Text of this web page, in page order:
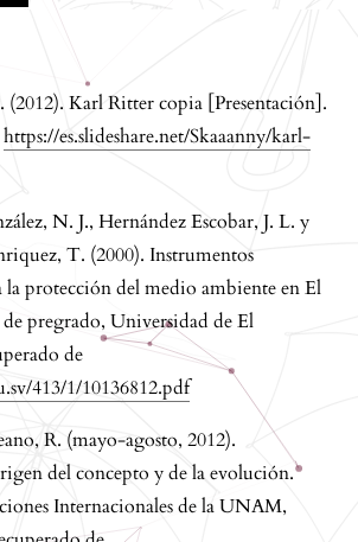
(2012). Karl Ritter copia [Presentación].
https://es.slideshare.net/Skaaanny/karl-
N. J., Hernández Escobar, J. L. y
T. (2000). Instrumentos
protección del medio ambiente en El
de pregrado, Universidad de El
de
413/1/10136812.pdf
R. (mayo-agosto, 2012).
del concepto y de la evolución.
Internacionales de la UNAM,